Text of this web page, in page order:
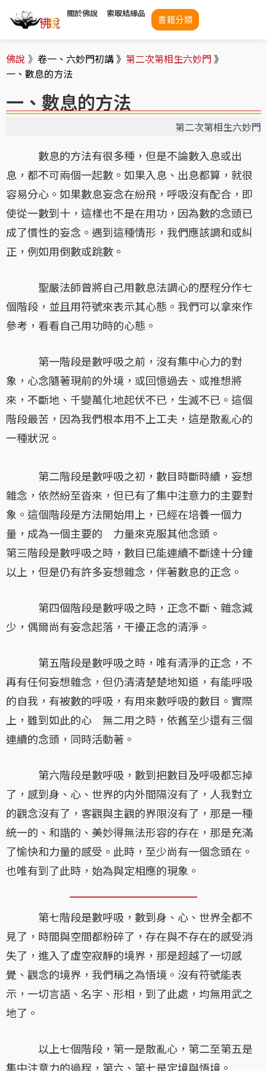
關於佛說 索取結緣品
書籍分類
佛說 》 卷一、六妙門初講 》 第二次第相生六妙門 》
一、數息的方法
一、數息的方法
第二次第相生六妙門
數息的方法有很多種，但是不論數入息或出
息，都不可兩個一起數。如果入息、出息都算，就很
容易分心。如果數息妄念在紛飛，呼吸沒有配合，即
使從一數到十，這樣也不是在用功，因為數的念頭已
成了慣性的妄念。遇到這種情形，我們應該調和或糾
正，例如用倒數或跳數。
聖嚴法師曾將自己用數息法調心的歷程分作七
個階段，並且用符號來表示其心態。我們可以拿來作
參考，看看自己用功時的心態。
第一階段是數呼吸之前，沒有集中心力的對
象，心念隨著現前的外境，或回憶過去、或推想將
來，不斷地、千變萬化地起伏不已，生滅不已。這個
階段最苦，因為我們根本用不上工夫，這是散亂心的
一種狀況。
第二階段是數呼吸之初，數目時斷時續，妄想
雜念，依然紛至沓來，但已有了集中注意力的主要對
象。這個階段是方法開始用上，已經在培養一個力
量，成為一個主要的 力量來克服其他念頭。
第三階段是數呼吸之時，數目已能連續不斷達十分鐘
以上，但是仍有許多妄想雜念，伴著數息的正念。
第四個階段是數呼吸之時，正念不斷、雜念減
少，偶爾尚有妄念起落，干擾正念的清淨。
第五階段是數呼吸之時，唯有清淨的正念，不
再有任何妄想雜念，但仍清清楚楚地知道，有能呼吸
的自我，有被數的呼吸，有用來數呼吸的數目。實際
上，雖到如此的心 無二用之時，依舊至少還有三個
連續的念頭，同時活動著。
第六階段是數呼吸，數到把數目及呼吸都忘掉
了，感到身、心、世界的内外間隔沒有了，人我對立
的觀念沒有了，客觀與主觀的界限沒有了，那是一種
統一的、和諧的、美妙得無法形容的存在，那是充滿
了愉快和力量的感受。此時，至少尚有一個念頭在。
也唯有到了此時，始為與定相應的現象。
第七階段是數呼吸，數到身、心、世界全都不
見了，時間與空間都粉碎了，存在與不存在的感受消
失了，進入了虛空寂靜的境界，那是超越了一切感
覺、觀念的境界，我們稱之為悟境。沒有符號能表
示，一切言語、名字、形相，到了此處，均無用武之
地了。
以上七個階段，第一是散亂心，第二至第五是
集中注意力的過程，第六、第七是定境與悟境。